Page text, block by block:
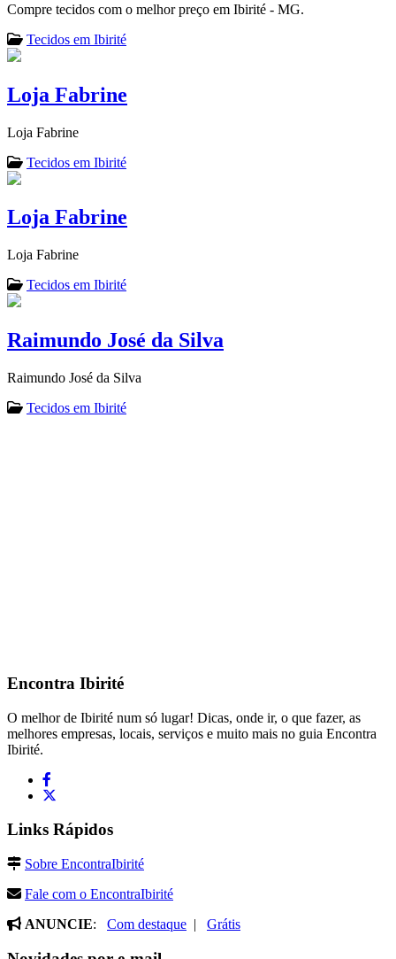
Compre tecidos com o melhor preço em Ibirité - MG.
Tecidos em Ibirité
Loja Fabrine
Loja Fabrine
Tecidos em Ibirité
Loja Fabrine
Loja Fabrine
Tecidos em Ibirité
Raimundo José da Silva
Raimundo José da Silva
Tecidos em Ibirité
Encontra Ibirité
O melhor de Ibirité num só lugar! Dicas, onde ir, o que fazer, as
melhores empresas, locais, serviços e muito mais no guia Encontra
Ibirité.
Links Rápidos
Sobre EncontraIbirité
Fale com o EncontraIbirité
ANUNCIE: Com destaque | Grátis